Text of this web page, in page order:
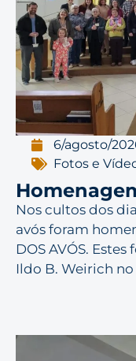
6/agosto/
Fotos e
Nos cultos dos
avós foram
DOS AVÓS.
Ildo B. Weirich no